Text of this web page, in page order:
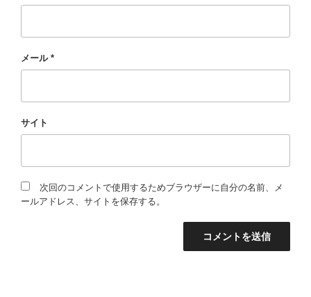
メール *
サイト
次回のコメントで使用するためブラウザーに自分の名前、メ
ールアドレス、サイトを保存する。